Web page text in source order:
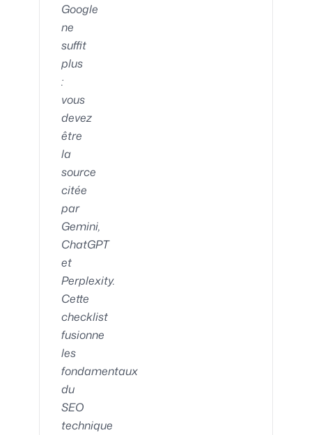
Google
ne
suffit
plus
:
vous
devez
être
la
source
citée
par
Gemini,
ChatGPT
et
Perplexity.
Cette
checklist
fusionne
les
fondamentaux
du
SEO
technique